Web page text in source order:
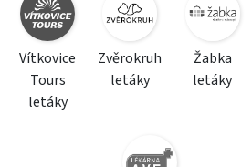
Vítkovice
Tours
letáky
Zvěrokruh
letáky
Žabka
letáky